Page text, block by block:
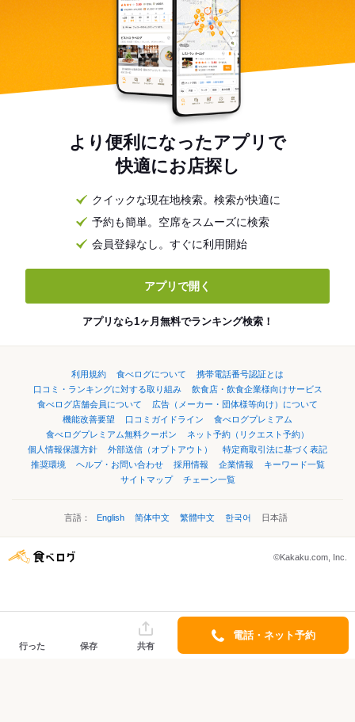
より便利になったアプリで
快適にお店探し
クイックな現在地検索。検索が快適に
予約も簡単。空席をスムーズに検索
会員登録なし。すぐに利用開始
アプリで開く
アプリなら1ヶ月無料でランキング検索！
利用規約 食べログについて
携帯電話番号認証とは
口コミ・ランキングに対する取り組み
飲食店・飲食企業様向けサービス
食べログ店舗会員について
広告（メーカー・団体様等向け）について
機能改善要望
口コミガイドライン
食べログプレミアム
食べログプレミアム無料クーポン
ネット予約（リクエスト予約）
個人情報保護方針
外部送信（オプトアウト）
特定商取引法に基づく表記
推奨環境
ヘルプ・お問い合わせ 採用情報 企業情報
キーワード一覧
サイトマップ
チェーン一覧
言語： English 简体中文 繁體中文 한국어 日本語
©Kakaku.com, Inc.
行った 保存 共有
電話・ネット予約